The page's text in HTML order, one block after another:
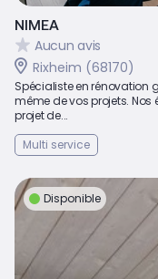
NIMEA
Aucun avis
Rixheim (68170)
Spécialiste en rénovation
même de vos projets.
projet de...
Multi service
Disponible